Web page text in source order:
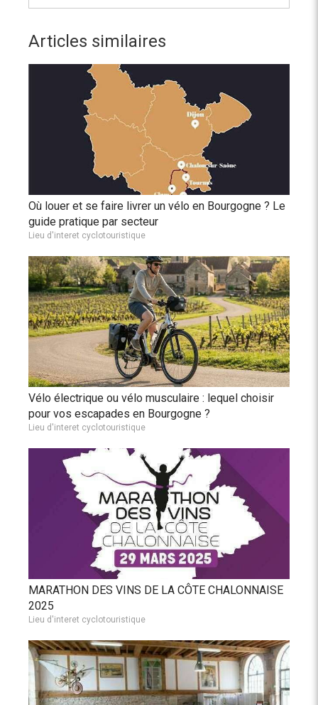
Articles similaires
Où louer et se faire livrer un vélo en Bourgogne ? Le
guide pratique par secteur
Lieu d'interet cyclotouristique
Vélo électrique ou vélo musculaire : lequel choisir
pour vos escapades en Bourgogne ?
Lieu d'interet cyclotouristique
MARATHON DES VINS DE LA CÔTE CHALONNAISE
2025
Lieu d'interet cyclotouristique